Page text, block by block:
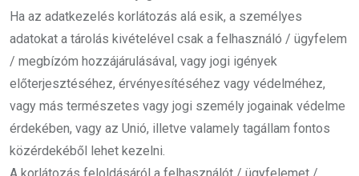
Ha az adatkezelés korlátozás alá esik, a személyes
adatokat a tárolás kivételével csak a felhasználó / ügyfelem
/ megbízóm hozzájárulásával, vagy jogi igények
előterjesztéséhez, érvényesítéséhez vagy védelméhez,
vagy más természetes vagy jogi személy jogainak védelme
érdekében, vagy az Unió, illetve valamely tagállam fontos
közérdekéből lehet kezelni.